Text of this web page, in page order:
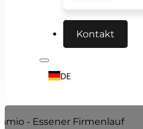
Kontakt
DE